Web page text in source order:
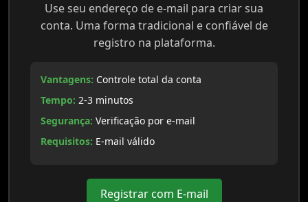
Use seu endereço de e-mail para criar sua
conta. Uma forma tradicional e confiável de
registro na plataforma.
Vantagens: Controle total da conta
Tempo: 2-3 minutos
Segurança: Verificação por e-mail
Requisitos: E-mail válido
Registrar com E-mail